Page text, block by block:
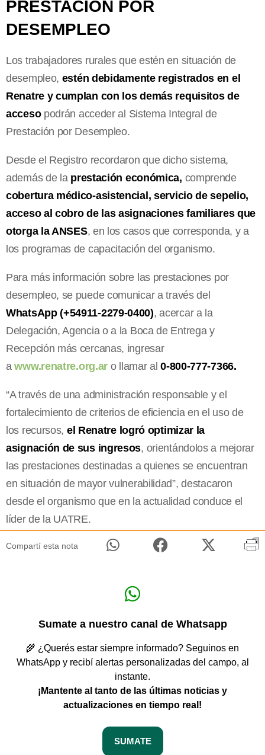
PRESTACIÓN POR
DESEMPLEO
Los trabajadores rurales que estén en situación de
desempleo, estén debidamente registrados en el
Renatre y cumplan con los demás requisitos de
accesopodrán acceder al Sistema Integral de
Prestación por Desempleo.
Desde el Registro recordaron que dicho sistema,
además de la prestación económica, comprende
cobertura médico-asistencial, servicio de sepelio,
acceso al cobro de las asignaciones familiares que
otorga la ANSES, en los casos que corresponda, y a
los programas de capacitación del organismo.
Para más información sobre las prestaciones por
desempleo, se puede comunicar a través del
WhatsApp (+54911-2279-0400), acercar a la
Delegación, Agencia o a la Boca de Entrega y
Recepción más cercanas, ingresar
awww.renatre.org.ar o llamar al0-800-777-7366.
“A través de una administración responsable y el
fortalecimiento de criterios de eficiencia en el uso de
los recursos, el Renatre logró optimizar la
asignación de sus ingresos, orientándolos a mejorar
las prestaciones destinadas a quienes se encuentran
en situación de mayor vulnerabilidad”, destacaron
desde el organismo que en la actualidad conduce el
líder de la UATRE.
Compartí esta nota
Sumate a nuestro canal de Whatsapp
🌾 ¿Querés estar siempre informado? Seguinos en
WhatsApp y recibí alertas personalizadas del campo, al
instante.
¡Mantente al tanto de las últimas noticias y
actualizaciones en tiempo real!
SUMATE